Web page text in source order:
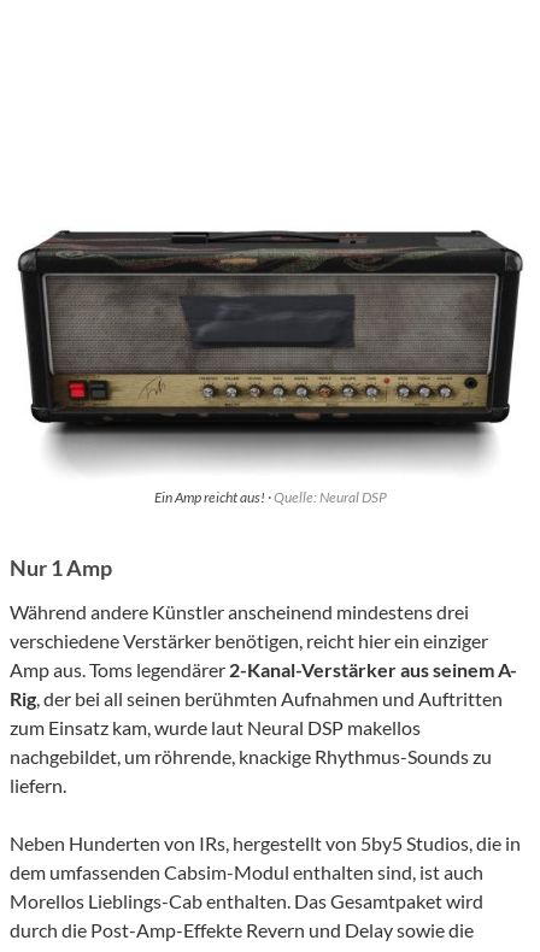
Ein Amp reicht aus! ·Quelle: Neural DSP
Nur 1 Amp
Während andere Künstler anscheinend mindestens drei
verschiedene Verstärker benötigen, reicht hier ein einziger
Amp aus. Toms legendärer 2-Kanal-Verstärker aus seinem A-
Rig, der bei all seinen berühmten Aufnahmen und Auftritten
zum Einsatz kam, wurde laut Neural DSP makellos
nachgebildet, um röhrende, knackige Rhythmus-Sounds zu
liefern.
Neben Hunderten von IRs, hergestellt von 5by5 Studios, die in
dem umfassenden Cabsim-Modul enthalten sind, ist auch
Morellos Lieblings-Cab enthalten. Das Gesamtpaket wird
durch die Post-Amp-Effekte Revern und Delay sowie die